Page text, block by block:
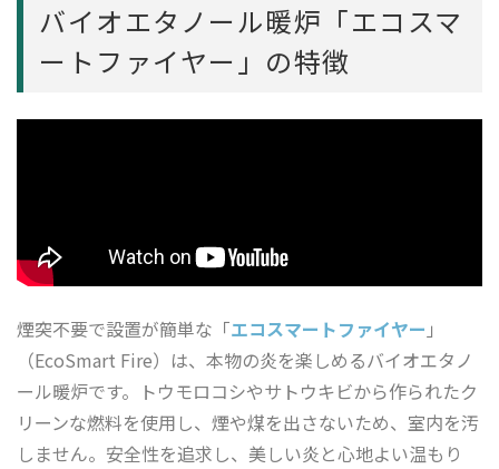
バイオエタノール暖炉「エコスマ
ートファイヤー」の特徴
煙突不要で設置が簡単な「エコスマートファイヤー 」
（EcoSmart Fire）は、本物の炎を楽しめるバイオエタノ
ール暖炉です。トウモロコシやサトウキビから作られたク
リーンな燃料を使用し、煙や煤を出さないため、室内を汚
しません。安全性を追求し、美しい炎と心地よい温もり